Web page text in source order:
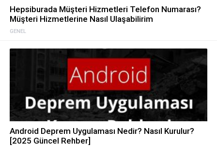
GENEL
Hepsiburada Müşteri Hizmetleri Telefon Numarası?
Müşteri Hizmetlerine Nasıl Ulaşabilirim
Android Deprem Uygulaması Nedir? Nasıl Kurulur?
[2025 Güncel Rehber]